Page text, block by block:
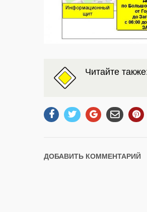
Читайте
ДОБАВИТЬ КОММЕНТАРИЙ